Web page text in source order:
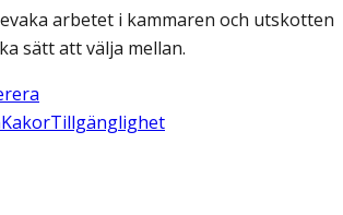
arbetet i kammaren och utskotten
sätt att välja mellan.
KakorTillgänglighet